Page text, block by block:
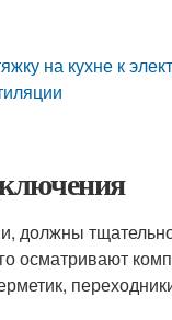
на кухне к
должны
осматривают